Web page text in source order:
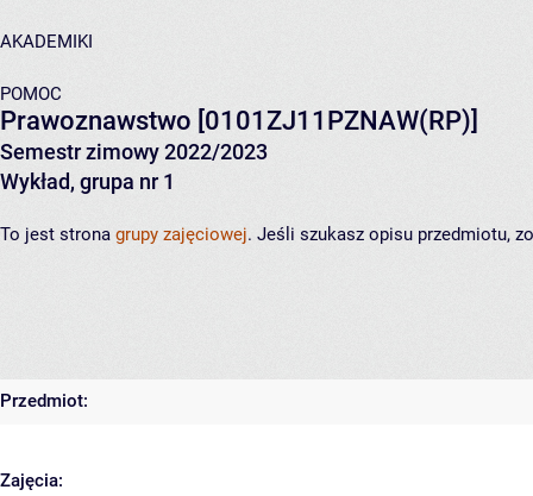
AKADEMIKI
POMOC
Prawoznawstwo [0101ZJ11PZNAW(RP)]
Semestr zimowy 2022/2023
Wykład, grupa nr 1
To jest strona grupy zajęciowej. Jeśli szukasz opisu przedmiotu,
Przedmiot:
Zajęcia: